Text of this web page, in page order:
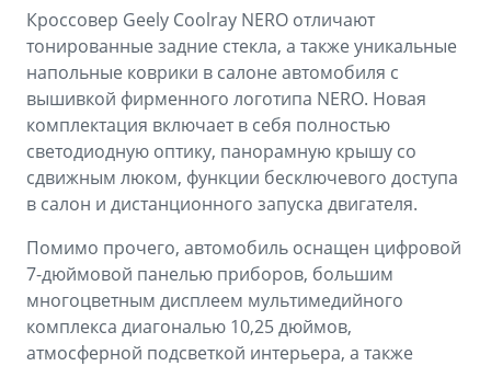
Кроссовер Geely Coolray NERO отличают
тонированные задние стекла, а также уникальные
напольные коврики в салоне автомобиля с
вышивкой фирменного логотипа NERO. Новая
комплектация включает в себя полностью
светодиодную оптику, панорамную крышу со
сдвижным люком, функции бесключевого доступа
в салон и дистанционного запуска двигателя.
Помимо прочего, автомобиль оснащен цифровой
7-дюймовой панелью приборов, большим
многоцветным дисплеем мультимедийного
комплекса диагональю 10,25 дюймов,
атмосферной подсветкой интерьера, а также